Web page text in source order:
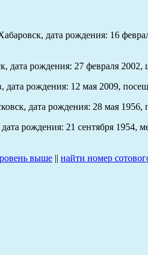
дата рождения: 16
дата рождения: 27 февраля 2002,
рождения: 12 мая 2009,
дата рождения: 28 мая 1956,
рождения: 21 сентября 1954,
выше || найти номер